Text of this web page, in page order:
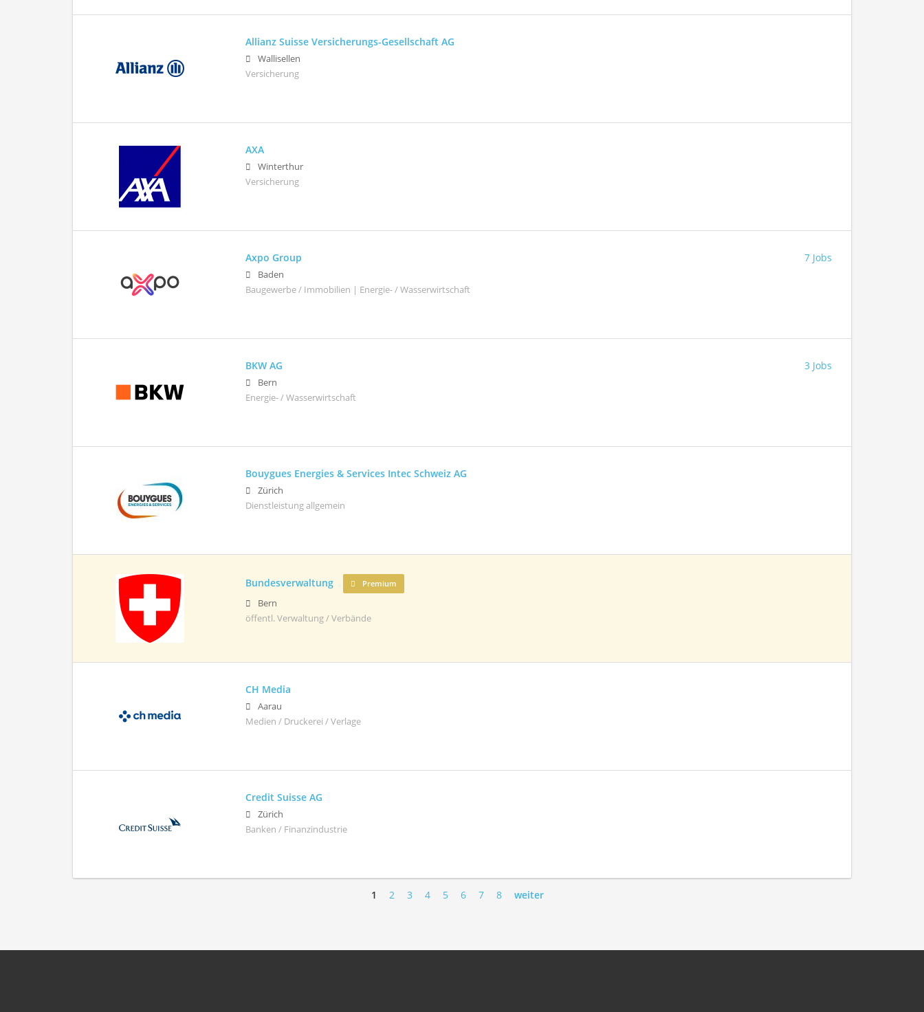
Allianz Suisse Versicherungs-Gesellschaft AG
Wallisellen
Versicherung
AXA
Winterthur
Versicherung
Axpo Group
Baden
Baugewerbe / Immobilien | Energie- / Wasserwirtschaft
7 Jobs
BKW AG
Bern
Energie- / Wasserwirtschaft
3 Jobs
Bouygues Energies & Services Intec Schweiz AG
Zürich
Dienstleistung allgemein
Bundesverwaltung Premium
Bern
öffentl. Verwaltung / Verbände
CH Media
Aarau
Medien / Druckerei / Verlage
Credit Suisse AG
Zürich
Banken / Finanzindustrie
1 2 3 4 5 6 7 8 weiter